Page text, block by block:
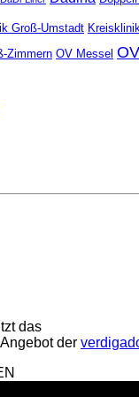
Groß-Umstadt
Zimmern OV Messel
das
Angebot der